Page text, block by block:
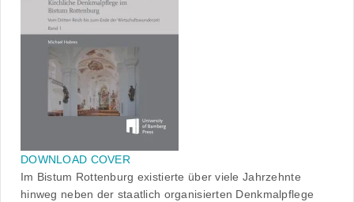
DOWNLOAD COVER
Im Bistum Rottenburg existierte über viele Jahrzehnte
hinweg neben der staatlich organisierten Denkmalpflege